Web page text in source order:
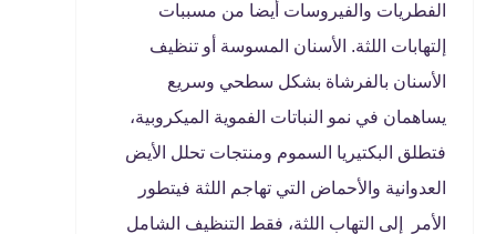
الفطريات والفيروسات أيضا من مسببات
إلتهابات اللثة. الأسنان المسوسة أو تنظيف
الأسنان بالفرشاة بشكل سطحي وسريع
يساهمان في نمو النباتات الفموية الميكروبية،
فتطلق البكتيريا السموم ومنتجات تحلل الأيض
العدوانية والأحماض التي تهاجم اللثة فيتطور
الأمر إلى التهاب اللثة، فقط التنظيف الشامل